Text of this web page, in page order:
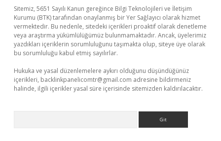
Sitemiz, 5651 Sayılı Kanun gereğince Bilgi Teknolojileri ve İletişim
Kurumu (BTK) tarafından onaylanmış bir Yer Sağlayıcı olarak hizmet
vermektedir. Bu nedenle, sitedeki içerikleri proaktif olarak denetleme
veya araştırma yükümlülüğümüz bulunmamaktadır. Ancak, üyelerimiz
yazdıkları içeriklerin sorumluluğunu taşımakta olup, siteye üye olarak
bu sorumluluğu kabul etmiş sayılırlar.
Hukuka ve yasal düzenlemelere aykırı olduğunu düşündüğünüz
içerikleri, backlinkpanelicomtr@gmail.com adresine bildirmeniz
halinde, ilgili içerikler yasal süre içerisinde sitemizden kaldırılacaktır.